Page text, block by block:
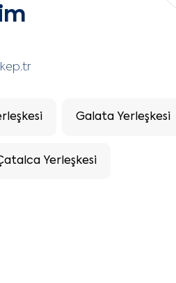
Galata Yerleşkesi
Yerleşkesi